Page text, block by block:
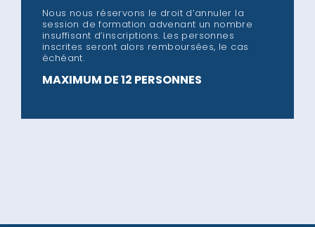
Nous nous réservons le droit d’annuler la
session de formation advenant un nombre
insuffisant d’inscriptions. Les personnes
inscrites seront alors remboursées, le cas
échéant.
MAXIMUM DE 12 PERSONNES